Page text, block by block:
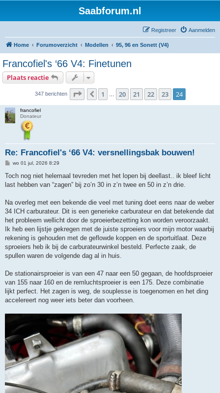
Saabforum.nl
Aanmelden
Registreer
Home Forumoverzicht Modellen 95, 96 en Sonett (V4)
Francofiel's ‘66 V4: Finetunen
Plaats reactie
347 berichten Pagina 24van24
Vorige
1 20 21 22 23 24
francofiel
Donateur
Re: Francofiel's ‘66 V4: versnellingsbak bouwen!
B
r
c
wo 01 jul, 2026 8:29
Toch nog niet helemaal tevreden met het lopen bij deellast.. ik bleef licht
last hebben van “zagen” bij zo’n 30 in z’n twee en 50 in z’n drie.
Na overleg met een bekende die veel met tuning doet eens naar de weber
34 ICH carburateur. Dit is een generieke carburateur en dat betekende dat
het probleem wellicht door de sproeierbezetting kon worden veroorzaakt.
Ik heb een lijstje gekregen met de juiste sproeiers voor mijn motor waarbij
rekening is gehouden met de geflowde koppen en de sportuitlaat. Deze
sproeiers heb ik bij de carburateurwinkel besteld. Perfecte zaak, de
spullen waren de volgende dag al in huis.
De stationairsproeier is van een 47 naar een 50 gegaan, de hoofdsproeier
van 155 naar 160 en de remluchtsproeier is een 175. Deze combinatie
lijkt perfect. Het zagen is weg, de souplesse is toegenomen en het ding
accelereert nog weer iets beter dan voorheen.